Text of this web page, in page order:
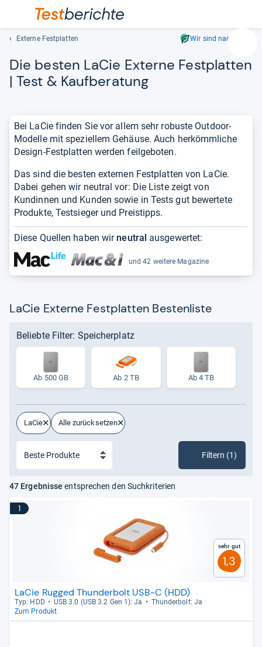
Geben
ein.
und
sich
den
Externe Festplatten Wir sind nachhaltig
Die bes­ten LaCie Externe Fest­plat­ten
| Test & Kauf­be­ra­tung
Bei LaCie finden Sie vor allem sehr robuste Outdoor-
Modelle mit speziellem Gehäuse. Auch herkömmliche
Design-Festplatten werden feilgeboten.
Das sind die besten externen Festplatten von LaCie.
Dabei gehen wir neutral vor: Die Liste zeigt von
Kundinnen und Kunden sowie in Tests gut bewertete
Produkte, Testsieger und Preistipps.
Diese Quellen haben wir neutral ausgewertet:
und 42 weitere Magazine
LaCie Externe Festplatten Bestenliste
Beliebte Filter: Speicherplatz
Ab 500 GB Ab 2 TB Ab 4 TB
LaCie Alle zurücksetzen
Filtern (1)
47 Ergebnisse entsprechen den Suchkriterien
1
Sehr gut
1,3
LaCie Rugged Thunderbolt USB-C (HDD)
Typ: HDD USB 3.0 (USB 3.2 Gen 1): Ja
Thun­der­bolt: Ja
Zum Produkt